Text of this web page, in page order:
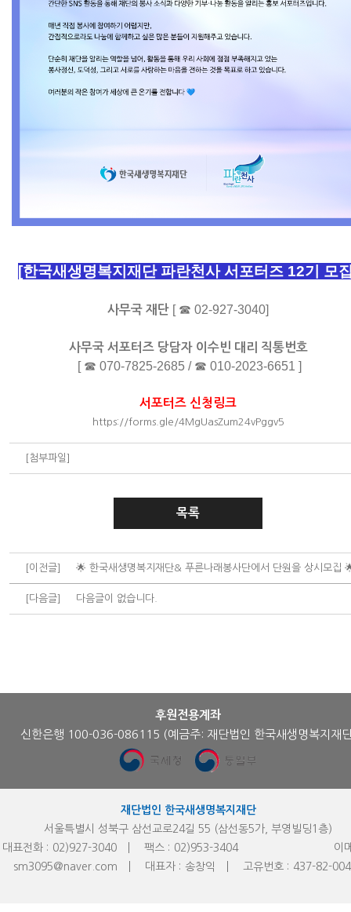
[한국새생명복지재단 파란천사 서포터즈 12기 모
사무국 재단 [ ☎ 02-927-3040]
사무국 서포터즈 당담자 이수빈 대리 직통번호
[ ☎ 070-7825-2685 / ☎ 010-2023-6651 ]
서포터즈 신청링크
https://forms.gle/4MgUasZum24vPggv5
[첨부파일]
목록
[이전글] 🌟 한국새생명복지재단& 푸른나래봉사단에서 단원을 상시모집
[다음글] 다음글이 없습니다.
후원전용계좌
신한은행 100-036-086115 (예금주: 재단법인 한국새생명복지재
재단법인 한국새생명복지재단
서울특별시 성북구 삼선교로24길 55 (삼선동5가, 부영빌딩1층)
대표전화 : 02)927-3040 팩스 : 02)953-3404
이
sm3095@naver.com
대표자 : 송창익 고유번호 : 437-82-